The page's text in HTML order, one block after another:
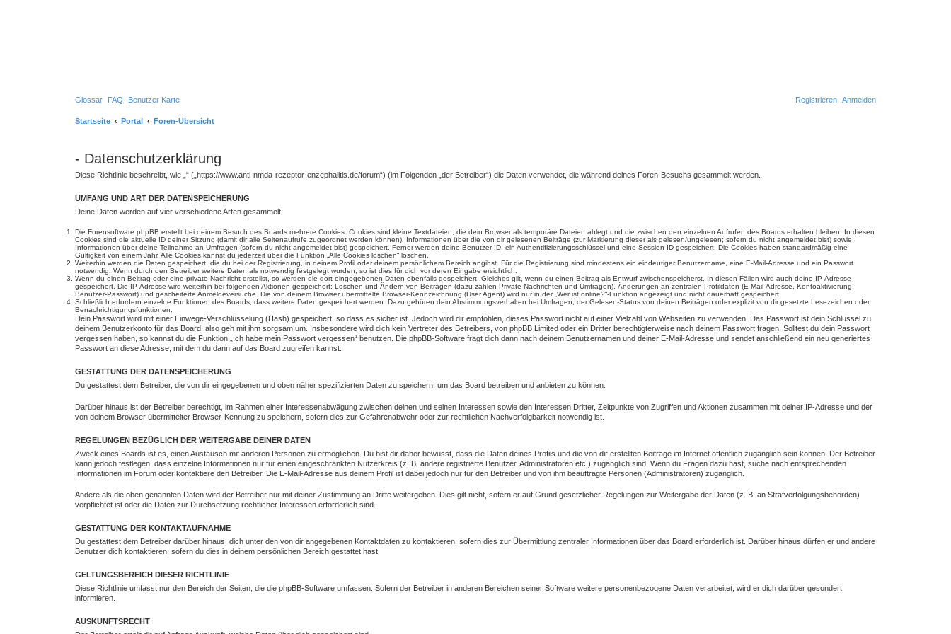
Glossar FAQ Benutzer Karte Anmelden
Registrieren
Startseite Portal Foren-Übersicht
- Datenschutzerklärung
Diese Richtlinie beschreibt, wie „“ („https://www.anti-nmda-rezeptor-enzephalitis.de/forum“) (im Folgenden „der Betreiber“) die Daten verwendet, die während deines Foren-Besuchs gesammelt werden.
UMFANG UND ART DER DATENSPEICHERUNG
Deine Daten werden auf vier verschiedene Arten gesammelt:
Die Forensoftware phpBB erstellt bei deinem Besuch des Boards mehrere Cookies. Cookies sind kleine Textdateien, die dein Browser als temporäre Dateien ablegt und die zwischen den einzelnen Aufrufen des Boards erhalten bleiben. In diesen
Cookies sind die aktuelle ID deiner Sitzung (damit dir alle Seitenaufrufe zugeordnet werden können), Informationen über die von dir gelesenen Beiträge (zur Markierung dieser als gelesen/ungelesen; sofern du nicht angemeldet bist) sowie
Informationen über deine Teilnahme an Umfragen (sofern du nicht angemeldet bist) gespeichert. Ferner werden deine Benutzer-ID, ein Authentifizierungsschlüssel und eine Session-ID gespeichert. Die Cookies haben standardmäßig eine
Gültigkeit von einem Jahr. Alle Cookies kannst du jederzeit über die Funktion „Alle Cookies löschen“ löschen.
Weiterhin werden die Daten gespeichert, die du bei der Registrierung, in deinem Profil oder deinem persönlichem Bereich angibst. Für die Registrierung sind mindestens ein eindeutiger Benutzername, eine E-Mail-Adresse und ein Passwort
notwendig. Wenn durch den Betreiber weitere Daten als notwendig festgelegt wurden, so ist dies für dich vor deren Eingabe ersichtlich.
Wenn du einen Beitrag oder eine private Nachricht erstellst, so werden die dort eingegebenen Daten ebenfalls gespeichert. Gleiches gilt, wenn du einen Beitrag als Entwurf zwischenspeicherst. In diesen Fällen wird auch deine IP-Adresse
gespeichert. Die IP-Adresse wird weiterhin bei folgenden Aktionen gespeichert: Löschen und Ändern von Beiträgen (dazu zählen Private Nachrichten und Umfragen), Änderungen an zentralen Profildaten (E-Mail-Adresse, Kontoaktivierung,
Benutzer-Passwort) und gescheiterte Anmeldeversuche. Die von deinem Browser übermittelte Browser-Kennzeichnung (User Agent) wird nur in der „Wer ist online?“-Funktion angezeigt und nicht dauerhaft gespeichert.
Schließlich erfordern einzelne Funktionen des Boards, dass weitere Daten gespeichert werden. Dazu gehören dein Abstimmungsverhalten bei Umfragen, der Gelesen-Status von deinen Beiträgen oder explizit von dir gesetzte Lesezeichen oder
Benachrichtigungsfunktionen.
Dein Passwort wird mit einer Einwege-Verschlüsselung (Hash) gespeichert, so dass es sicher ist. Jedoch wird dir empfohlen, dieses Passwort nicht auf einer Vielzahl von Webseiten zu verwenden. Das Passwort ist dein Schlüssel zu
deinem Benutzerkonto für das Board, also geh mit ihm sorgsam um. Insbesondere wird dich kein Vertreter des Betreibers, von phpBB Limited oder ein Dritter berechtigterweise nach deinem Passwort fragen. Solltest du dein Passwort
vergessen haben, so kannst du die Funktion „Ich habe mein Passwort vergessen“ benutzen. Die phpBB-Software fragt dich dann nach deinem Benutzernamen und deiner E-Mail-Adresse und sendet anschließend ein neu generiertes
Passwort an diese Adresse, mit dem du dann auf das Board zugreifen kannst.
GESTATTUNG DER DATENSPEICHERUNG
Du gestattest dem Betreiber, die von dir eingegebenen und oben näher spezifizierten Daten zu speichern, um das Board betreiben und anbieten zu können.
Darüber hinaus ist der Betreiber berechtigt, im Rahmen einer Interessenabwägung zwischen deinen und seinen Interessen sowie den Interessen Dritter, Zeitpunkte von Zugriffen und Aktionen zusammen mit deiner IP-Adresse und der
von deinem Browser übermittelter Browser-Kennung zu speichern, sofern dies zur Gefahrenabwehr oder zur rechtlichen Nachverfolgbarkeit notwendig ist.
REGELUNGEN BEZÜGLICH DER WEITERGABE DEINER DATEN
Zweck eines Boards ist es, einen Austausch mit anderen Personen zu ermöglichen. Du bist dir daher bewusst, dass die Daten deines Profils und die von dir erstellten Beiträge im Internet öffentlich zugänglich sein können. Der Betreiber
kann jedoch festlegen, dass einzelne Informationen nur für einen eingeschränkten Nutzerkreis (z. B. andere registrierte Benutzer, Administratoren etc.) zugänglich sind. Wenn du Fragen dazu hast, suche nach entsprechenden
Informationen im Forum oder kontaktiere den Betreiber. Die E-Mail-Adresse aus deinem Profil ist dabei jedoch nur für den Betreiber und von ihm beauftragte Personen (Administratoren) zugänglich.
Andere als die oben genannten Daten wird der Betreiber nur mit deiner Zustimmung an Dritte weitergeben. Dies gilt nicht, sofern er auf Grund gesetzlicher Regelungen zur Weitergabe der Daten (z. B. an Strafverfolgungsbehörden)
verpflichtet ist oder die Daten zur Durchsetzung rechtlicher Interessen erforderlich sind.
GESTATTUNG DER KONTAKTAUFNAHME
Du gestattest dem Betreiber darüber hinaus, dich unter den von dir angegebenen Kontaktdaten zu kontaktieren, sofern dies zur Übermittlung zentraler Informationen über das Board erforderlich ist. Darüber hinaus dürfen er und andere
Benutzer dich kontaktieren, sofern du dies in deinem persönlichen Bereich gestattet hast.
GELTUNGSBEREICH DIESER RICHTLINIE
Diese Richtlinie umfasst nur den Bereich der Seiten, die die phpBB-Software umfassen. Sofern der Betreiber in anderen Bereichen seiner Software weitere personenbezogene Daten verarbeitet, wird er dich darüber gesondert
informieren.
AUSKUNFTSRECHT